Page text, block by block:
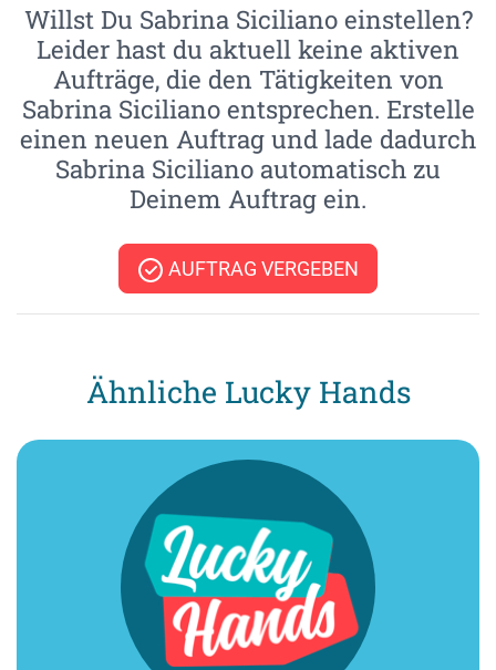
Willst Du Sabrina Siciliano einstellen?
Leider hast du aktuell keine aktiven
Aufträge, die den Tätigkeiten von
Sabrina Siciliano entsprechen. Erstelle
einen neuen Auftrag und lade dadurch
Sabrina Siciliano automatisch zu
Deinem Auftrag ein.
AUFTRAG VERGEBEN
Ähnliche Lucky Hands